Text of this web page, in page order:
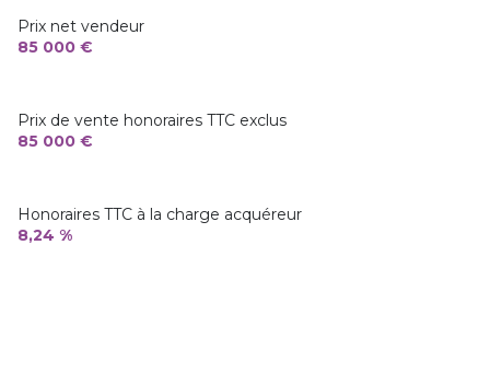
Prix net vendeur
85 000 €
Prix de vente honoraires TTC exclus
85 000 €
Honoraires TTC à la charge acquéreur
8,24 %